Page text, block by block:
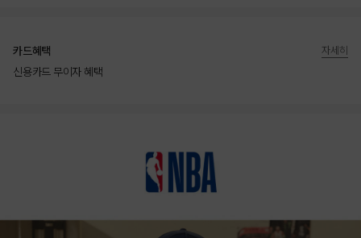
카드혜택
신용카드 무이자 혜택
자세히